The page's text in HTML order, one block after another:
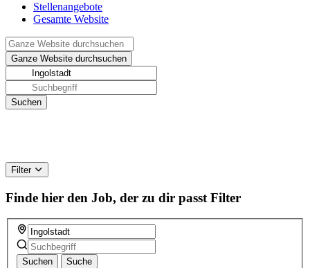
Stellenangebote
Gesamte Website
Filter
Finde hier den Job, der zu dir passt Filter
Suchen Suche